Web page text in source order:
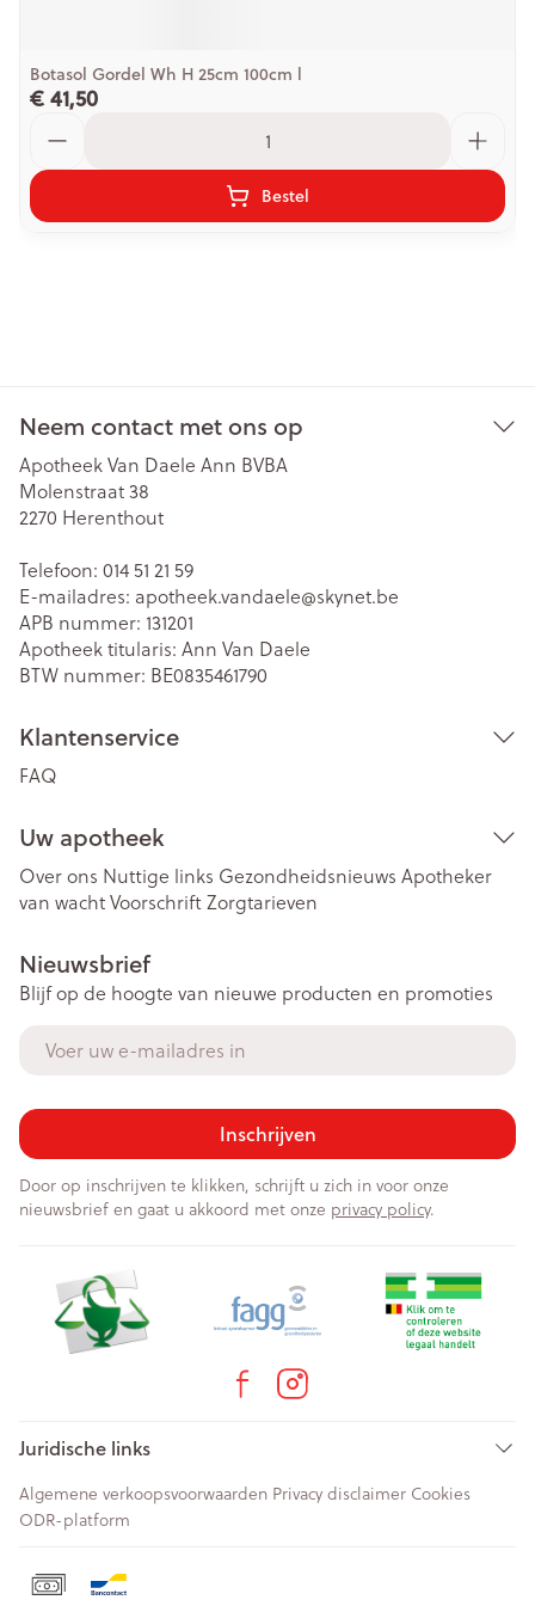
Botasol Gordel Wh H 25cm 100cm l
€ 41,50
Bestel
Neem contact met ons op
Apotheek Van Daele Ann BVBA
Molenstraat 38
2270 Herenthout
Telefoon: 014 51 21 59
E-mailadres: apotheek.vandaele@skynet.be
APB nummer: 131201
Apotheek titularis: Ann Van Daele
BTW nummer: BE0835461790
Klantenservice
FAQ
Uw apotheek
Over ons Nuttige links Gezondheidsnieuws Apotheker
van wachtVoorschriftZorgtarieven
Nieuwsbrief
Blijf op de hoogte van nieuwe producten en promoties
Inschrijven
Door op inschrijven te klikken, schrijft u zich in voor onze
nieuwsbrief en gaat u akkoord met onze privacy policy.
Juridische links
Algemene verkoopsvoorwaarden Privacy disclaimer Cookies
ODR-platform